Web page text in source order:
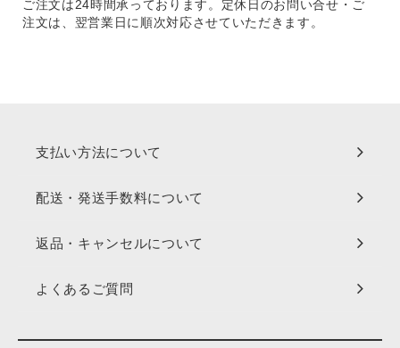
ご注文は24時間承っております。定休日のお問い合せ・ご
注文は、翌営業日に順次対応させていただきます。
支払い方法について
配送・発送手数料について
返品・キャンセルについて
よくあるご質問